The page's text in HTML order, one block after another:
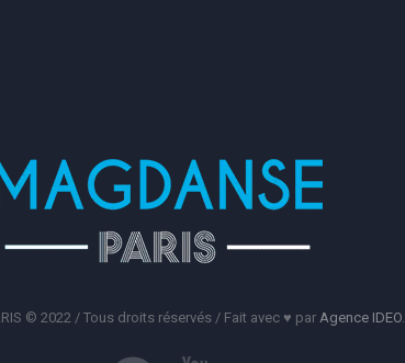
© 2022 / Tous droits réservés / Fait avec ♥️ par Agence IDEO.